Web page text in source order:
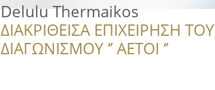
Delulu Thermaikos
ΔΙΑΚΡΙΘΕΙΣΑ ΕΠΙΧΕΙΡΗΣΗ ΤΟΥ
ΔΙΑΓΩΝΙΣΜΟΥ ‘’ ΑΕΤΟΙ ‘’